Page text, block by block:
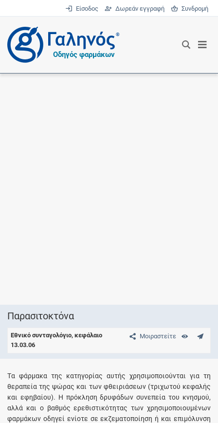
Είσοδος Δωρεάν εγγραφή Συνδρομή
®
Οδηγός φαρμάκων
Παρασιτοκτόνα
Μοιραστείτε
Εθνικό συνταγολόγιο, κεφάλαιο
13.03.06
Tα φάρμακα της κατηγορίας αυτής χρησιμοποιούνται για τη
θεραπεία της ψώρας και των φθειριάσεων (τριχωτού κεφαλής
και εφηβαίου). H πρόκληση δρυφάδων συνεπεία του κνησμού,
αλλά και ο βαθμός ερεθιστικότητας των χρησιμοποιουμένων
φαρμάκων οδηγεί ενίοτε σε εκζεματοποίηση ή και επιμόλυνση